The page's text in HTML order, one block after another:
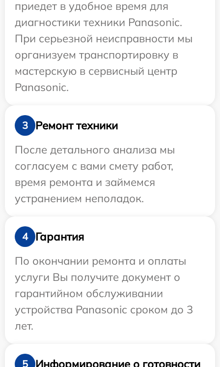
приедет в удобное время для
диагностики техники Panasonic.
При серьезной неисправности мы
организуем транспортировку в
мастерскую в сервисный центр
Panasonic.
3
Ремонт техники
После детального анализа мы
согласуем с вами смету работ,
время ремонта и займемся
устранением неполадок.
4
Гарантия
По окончании ремонта и оплаты
услуги Вы получите документ о
гарантийном обслуживании
устройства Panasonic сроком до 3
лет.
5
Информирование о готовности